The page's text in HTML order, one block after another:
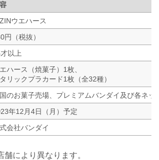
ウエハース
円（税抜）
以上
ハース（焼菓子）1枚、
リックプラカード1枚（全32種）
のお菓子売場、プレミアムバンダイ及び各ネッ
年12月4日（月）予定
会社バンダイ
により異なります。